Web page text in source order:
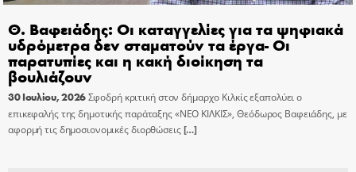
Θ. Βαφειάδης: Οι καταγγελίες για τα ψηφιακά
υδρόμετρα δεν σταματούν τα έργα- Οι
παρατυπίες και η κακή διοίκηση τα
βουλιάζουν
30 Ιουλίου, 2026Σφοδρή κριτική στον δήμαρχο Κιλκίς εξαπολύει ο
επικεφαλής της δημοτικής παράταξης «ΝΕΟ ΚΙΛΚΙΣ», Θεόδωρος Βαφειάδης, με
αφορμή τις δημοσιονομικές διορθώσεις[…]